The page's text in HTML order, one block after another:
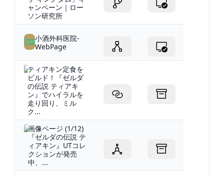
ャンペーン｜ロー
ソン研究所
小酒外科医院-
WebPage
ティアキン定食を
ビルド！『ゼルダ
の伝説 ティアキ
ン』でハイラルを
走り回り、ミル
ク...
画像ページ (1/12)
『ゼルダの伝説 テ
ィアキン』UTコレ
クションが発売
中、...